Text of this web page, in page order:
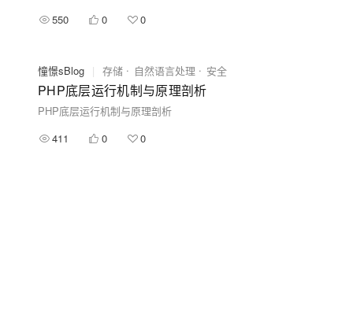
550
0 0
憧憬sBlog | 存储 自然语言处理 安全
PHP底层运行机制与原理剖析
PHP底层运行机制与原理剖析
411
0 0